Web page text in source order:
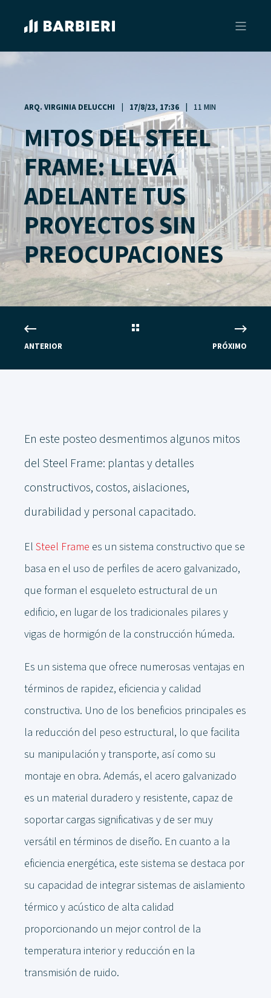
ARQ. VIRGINIA DELUCCHI 17/8/23, 17:36 11 MIN
MITOS DEL STEEL
FRAME: LLEVÁ
ADELANTE TUS
PROYECTOS SIN
PREOCUPACIONES
ANTERIOR PRÓXIMO
En este posteo desmentimos algunos mitos
del Steel Frame: plantas y detalles
constructivos, costos, aislaciones,
durabilidad y personal capacitado.
El Steel Frame es un sistema constructivo que se
basa en el uso de perfiles de acero galvanizado,
que forman el esqueleto estructural de un
edificio, en lugar de los tradicionales pilares y
vigas de hormigón de la construcción húmeda.
Es un sistema que ofrece numerosas ventajas en
términos de rapidez, eficiencia y calidad
constructiva. Uno de los beneficios principales es
la reducción del peso estructural, lo que facilita
su manipulación y transporte, así como su
montaje en obra. Además, el acero galvanizado
es un material duradero y resistente, capaz de
soportar cargas significativas y de ser muy
versátil en términos de diseño. En cuanto a la
eficiencia energética, este sistema se destaca por
su capacidad de integrar sistemas de aislamiento
térmico y acústico de alta calidad
proporcionando un mejor control de la
temperatura interior y reducción en la
transmisión de ruido.